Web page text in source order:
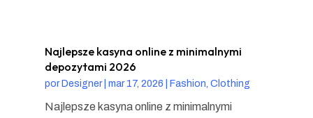
Najlepsze kasyna online z minimalnymi
depozytami 2026
por Designer| mar 17, 2026 Fashion, Clothing
Najlepsze kasyna online z minimalnymi